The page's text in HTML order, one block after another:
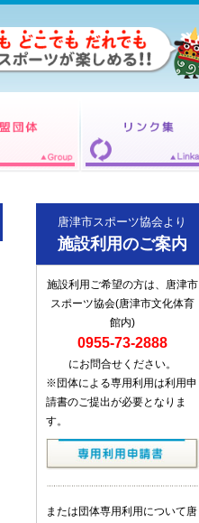
唐津市スポーツ協会より
施設利用のご案内
施設利用ご希望の方は、唐津市
スポーツ協会(唐津市文化体育
館内)
0955-73-2888
にお問合せください。
※団体による専用利用は利用申
請書のご提出が必要となりま
す。
または団体専用利用について唐